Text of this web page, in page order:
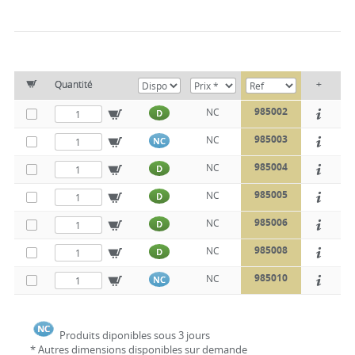
Quantité +
D NC 985002
NC NC 985003
D NC 985004
D NC 985005
D NC 985006
D NC 985008
NC NC 985010
Produits diponibles sous 3 jours
* Autres dimensions disponibles sur demande